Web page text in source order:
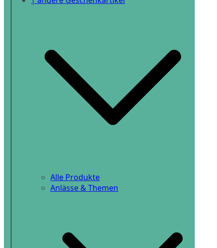
Alle Produkte
Anlässe & Themen